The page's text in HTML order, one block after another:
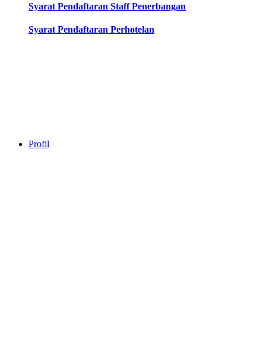
Syarat Pendaftaran Staff Penerbangan
Syarat Pendaftaran Perhotelan
Profil